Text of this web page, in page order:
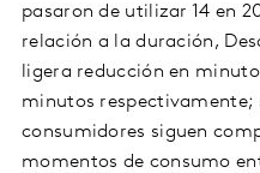
pasaron de utilizar 14 en
relación a la duración,
ligera reducción en
minutos respectivamente;
consumidores siguen
momentos de consumo